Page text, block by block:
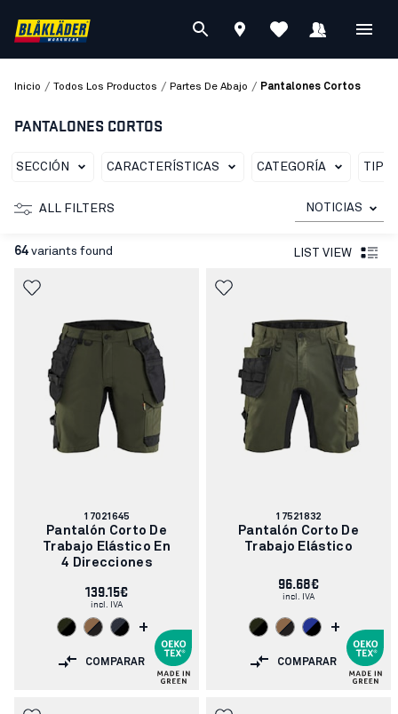
Inicio / Todos Los Productos / Partes De Abajo / Pantalones Cortos
PANTALONES CORTOS
SECCIÓN CARACTERÍSTICAS CATEGORÍA
ALL FILTERS NOTICIAS
64 variants found LIST VIEW
Número
de
artículo:
17021645
Pantalón Corto De
Trabajo Elástico En
4 Direcciones
139.15€
incl. IVA
+
COMPARAR
Número
de
artículo:
17521832
Pantalón Corto De
Trabajo Elástico
96.68€
incl. IVA
+
COMPARAR